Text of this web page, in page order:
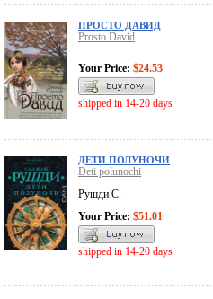
ПРОСТО ДАВИД
Prosto David
Your Price: $24.53
shipped in 14-20 days
ДЕТИ ПОЛУНОЧИ
Deti polunochi
Рушди С.
Your Price: $51.01
shipped in 14-20 days